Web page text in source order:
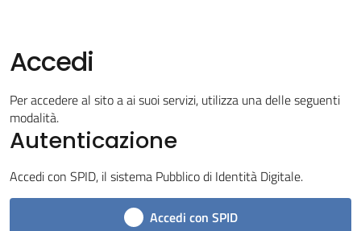
Vivere
Borgo
Tossignano
Accedi
Per accedere al sito a ai suoi servizi, utilizza una delle seguenti
modalità.
Autenticazione
Accedi con SPID, il sistema Pubblico di Identità Digitale.
Accedi con SPID